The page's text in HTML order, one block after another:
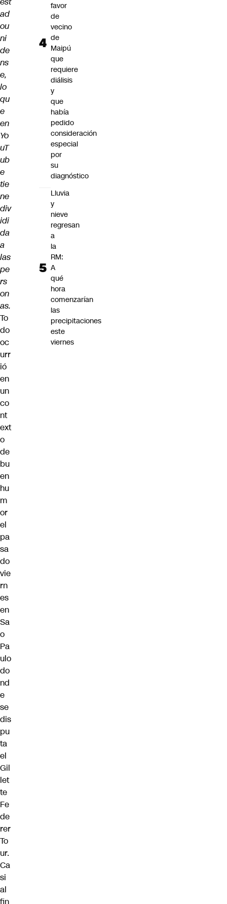
ad
ou
ni
de
ns
e,
lo
qu
e
en
Yo
uT
ub
e
tie
ne
div
idi
da
a
las
pe
rs
on
as.
To
do
oc
urr
ió
en
un
co
nt
ext
o
de
bu
en
hu
m
or
el
pa
sa
do
vie
rn
es
en
Sa
o
Pa
ulo
do
nd
e
se
dis
pu
ta
el
Gil
let
te
Fe
de
rer
To
ur.
Ca
si
al
fin
favor
de
vecino
de
Maipú
que
requiere
diálisis
y
que
había
pedido
consideración
especial
por
su
diagnóstico
Lluvia
y
nieve
regresan
a
la
RM:
A
qué
hora
comenzarían
las
precipitaciones
este
viernes